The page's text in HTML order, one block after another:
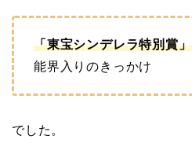
「東宝シンデレラ特別賞」
能界入りのきっかけ
でした。